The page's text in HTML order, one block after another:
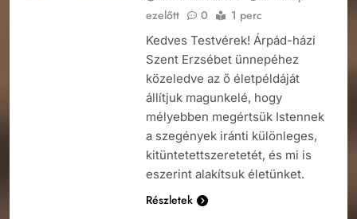
ezelőtt
0 1 perc
Kedves Testvérek! Árpád-házi
Szent Erzsébet ünnepéhez
közeledve az ő életpéldáját
állítjuk magunkelé, hogy
mélyebben megértsük Istennek
a szegények iránti különleges,
kitüntetettszeretetét, és mi is
eszerint alakítsuk életünket.
Részletek